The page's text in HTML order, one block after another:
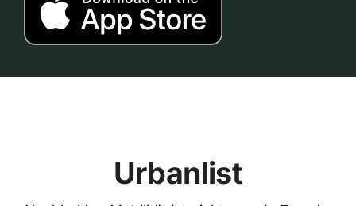
Urbanlist